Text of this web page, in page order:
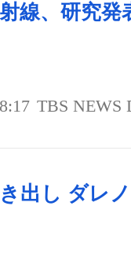
線、研究発
TBS NEWS
出し ダレ